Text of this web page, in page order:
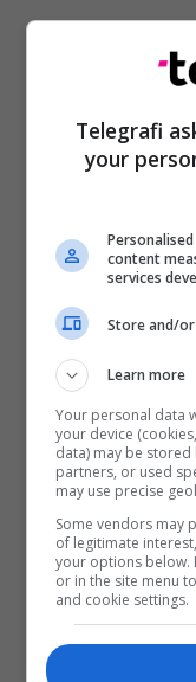
Dhuna
Telegrafi
your
content
services
Store and/
Learn more
Your personal data
your device
data) may be
partners, or used
may use precise
Some vendors may
of legitimate
your options below.
or in the site menu
and cookie settings.